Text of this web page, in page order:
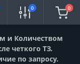
и Количеством
четкого ТЗ.
по запросу.
0 0